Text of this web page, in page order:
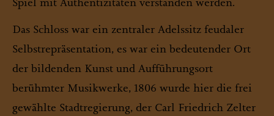
Das Schloss war ein zentraler Adelssitz feudaler
Selbstrepräsentation, es war ein bedeutender Ort
der bildenden Kunst und Aufführungsort
berühmter Musikwerke, 1806 wurde hier die frei
gewählte Stadtregierung, der Carl Friedrich Zelter